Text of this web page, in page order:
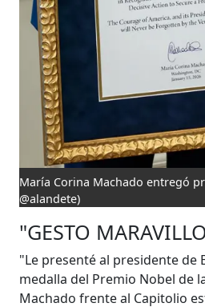
María Corina Machado entregó
@alandete)
"GESTO
"Le presenté al presidente de
medalla del Premio Nobel de
Machado frente al Capitolio